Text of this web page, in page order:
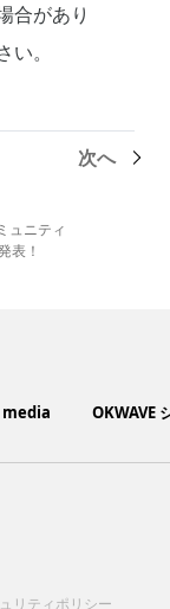
合があり
。
次へ
ュニティ
表！
media OKWAVE
リティポリシー